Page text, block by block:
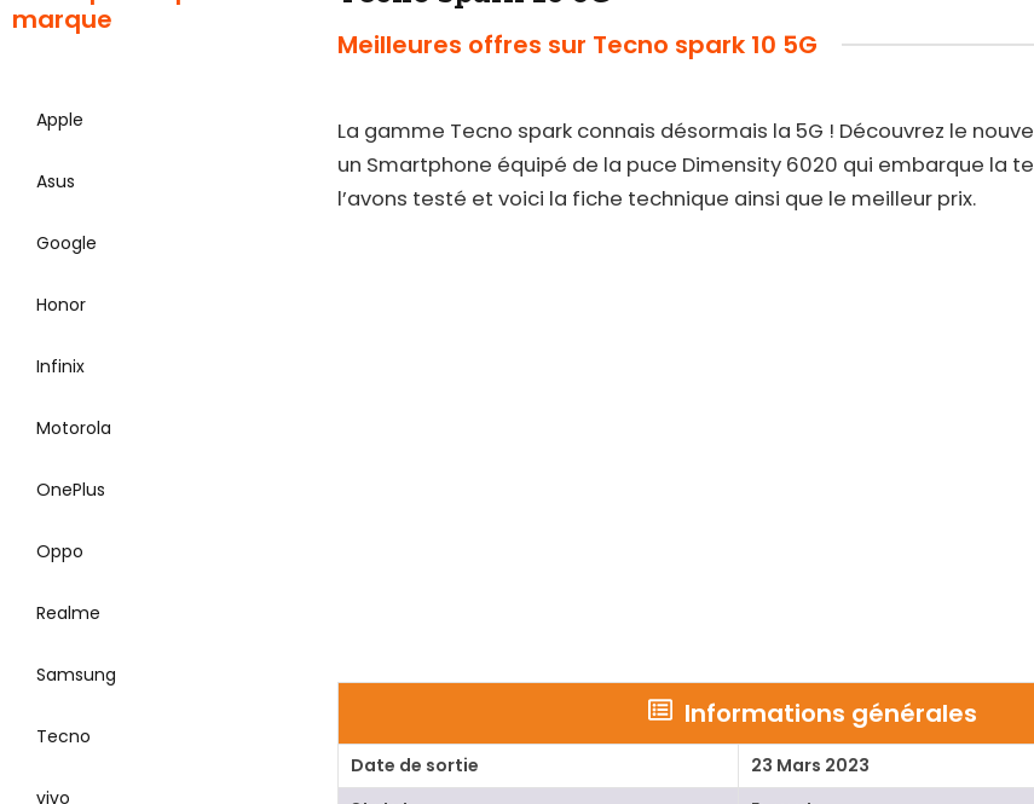
marque
Apple
Asus
Google
Honor
Infinix
Motorola
OnePlus
Oppo
Realme
Samsung
Tecno
vivo
Meilleures offres sur Tecno spark 10 5G
La gamme Tecno spark connais désormais la 5G ! Découvrez le
un Smartphone équipé de la puce Dimensity 6020 qui embarque la
l’avons testé et voici la fiche technique ainsi que le meilleur prix.
Informations générales
Date de sortie
23 Mars 2023